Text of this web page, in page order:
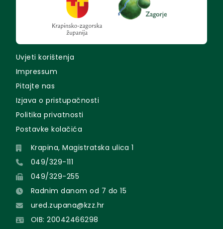
Uvjeti korištenja
Impressum
Pitajte nas
Izjava o pristupačnosti
Politika privatnosti
Postavke kolačića
Krapina, Magistratska ulica 1
049/329-111
049/329-255
Radnim danom od 7 do 15
ured.zupana@kzz.hr
OIB: 20042466298